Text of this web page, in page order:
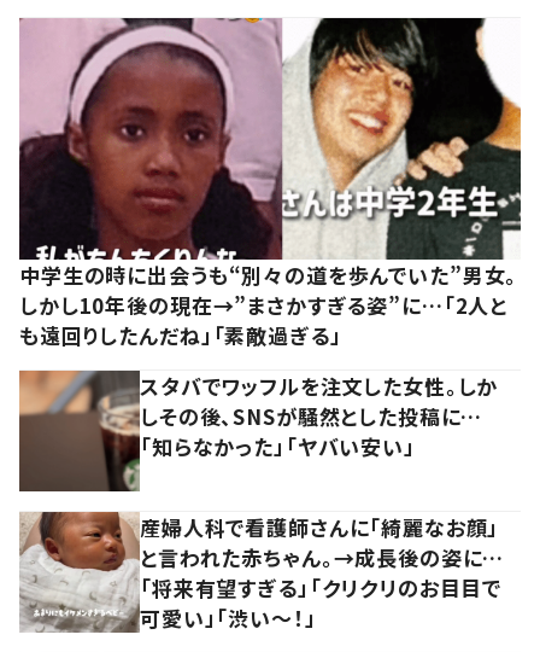
中学生の時に出会うも“別々の道を歩んでいた”男女。
しかし10年後の現在→”まさかすぎる姿”に…「2人と
も遠回りしたんだね」「素敵過ぎる」
スタバでワッフルを注文した女性。しか
しその後、SNSが騒然とした投稿に…
「知らなかった」「ヤバい安い」
産婦人科で看護師さんに「綺麗なお顔」
と言われた赤ちゃん。→成長後の姿に…
「将来有望すぎる」「クリクリのお目目で
可愛い」「渋い～！」